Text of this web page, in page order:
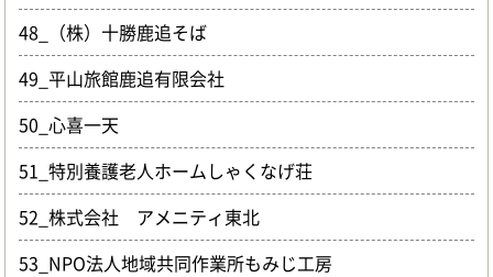
48_（株）十勝鹿追そば
49_平山旅館鹿追有限会社
50_心喜一天
51_特別養護老人ホームしゃくなげ荘
52_株式会社 アメニティ東北
53_NPO法人地域共同作業所もみじ工房